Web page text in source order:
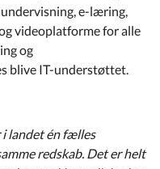
e-læring,
videoplatforme for alle
og
blive IT-understøttet.
i landet én fælles
redskab. Det er helt